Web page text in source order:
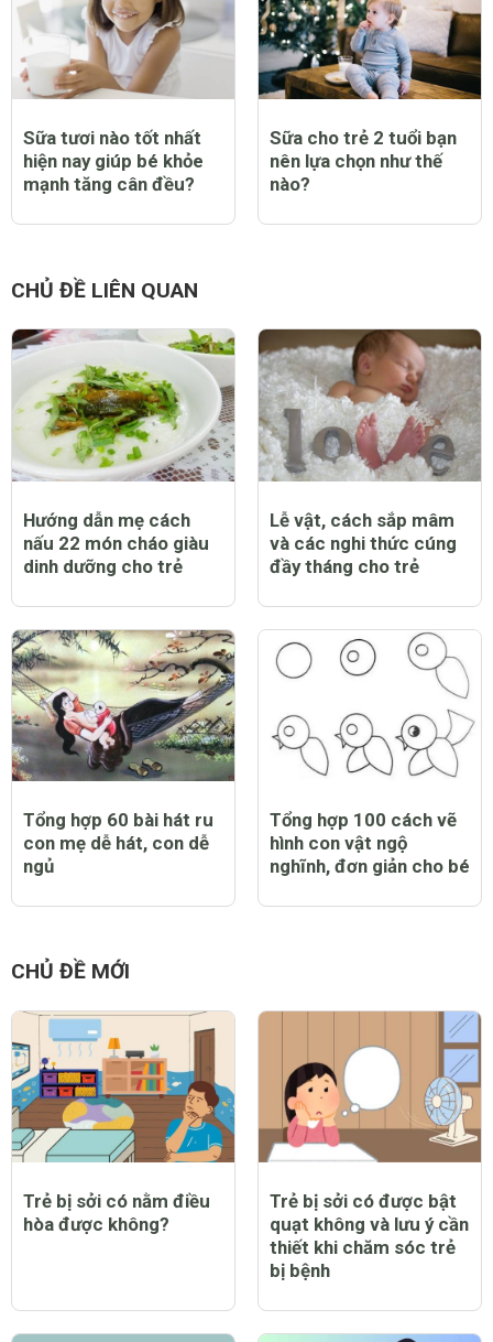
Sữa tươi nào tốt nhất
hiện nay giúp bé khỏe
mạnh tăng cân đều?
Sữa cho trẻ 2 tuổi bạn
nên lựa chọn như thế
nào?
CHỦ ĐỀ LIÊN QUAN
Hướng dẫn mẹ cách
nấu 22 món cháo giàu
dinh dưỡng cho trẻ
Lễ vật, cách sắp mâm
và các nghi thức cúng
đầy tháng cho trẻ
Tổng hợp 60 bài hát ru
con mẹ dễ hát, con dễ
ngủ
Tổng hợp 100 cách vẽ
hình con vật ngộ
nghĩnh, đơn giản cho bé
CHỦ ĐỀ MỚI
Trẻ bị sởi có nằm điều
hòa được không?
Trẻ bị sởi có được bật
quạt không và lưu ý cần
thiết khi chăm sóc trẻ
bị bệnh